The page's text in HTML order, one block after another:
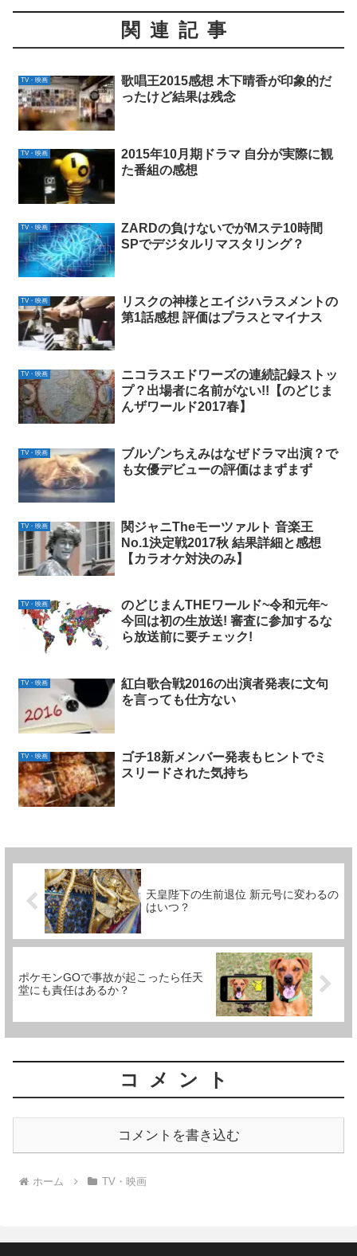
関連記事
TV・映画
歌唱王2015感想 木下晴香が印象的だ
ったけど結果は残念
TV・映画
2015年10月期ドラマ 自分が実際に観
た番組の感想
TV・映画
ZARDの負けないでがMステ10時間
SPでデジタルリマスタリング？
TV・映画
リスクの神様とエイジハラスメントの
第1話感想 評価はプラスとマイナス
TV・映画
ニコラスエドワーズの連続記録ストッ
プ？出場者に名前がない!!【のどじま
んザワールド2017春】
TV・映画
ブルゾンちえみはなぜドラマ出演？で
も女優デビューの評価はまずまず
TV・映画
関ジャニTheモーツァルト 音楽王
No.1決定戦2017秋 結果詳細と感想
【カラオケ対決のみ】
TV・映画
のどじまんTHEワールド~令和元年~
今回は初の生放送! 審査に参加するな
ら放送前に要チェック!
TV・映画
紅白歌合戦2016の出演者発表に文句
を言っても仕方ない
TV・映画
ゴチ18新メンバー発表もヒントでミ
スリードされた気持ち
天皇陛下の生前退位 新元号に変わるの
はいつ？
ポケモンGOで事故が起こったら任天
堂にも責任はあるか？
コメント
コメントを書き込む
ホーム TV・映画